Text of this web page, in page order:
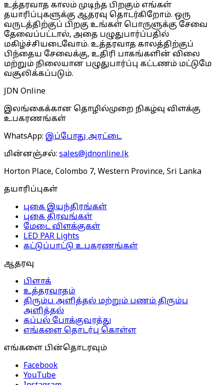
உத்தரவாத காலம் முடிந்த பிறகும் எங்கள்
தயாரிப்புகளுக்கு ஆதரவு தொடர்கிறோம். ஒரு
வருடத்திற்குப் பிறகு உங்கள் பொருளுக்கு சேவை
தேவைப்பட்டால், அதை பழுதுபார்ப்பதில்
மகிழ்ச்சியடைவோம். உத்தரவாத காலத்திற்குப்
பிந்தைய சேவைக்கு, உதிரி பாகங்களின் விலை
மற்றும் நிலையான பழுதுபார்ப்பு கட்டணம் மட்டுமே
வசூலிக்கப்படும்.
JDN Online
இலங்கைக்கான தொழில்முறை நிகழ்வு விளக்கு
உபகரணங்கள்
WhatsApp: இப்போது அரட்டை
மின்னஞ்சல்: sales@jdnonline.lk
Horton Place, Colombo 7, Western Province, Sri Lanka
தயாரிப்புகள்
புகை இயந்திரங்கள்
புகை திரவங்கள்
மேடை விளக்குகள்
LED PAR Lights
கட்டுப்பாட்டு உபகரணங்கள்
ஆதரவு
பிளாக்
உத்தரவாதம்
திரும்ப அளித்தல் மற்றும் பணம் திரும்ப
அளித்தல்
கப்பல் போக்குவரத்து
எங்களை தொடர்பு கொள்ள
எங்களை பின்தொடரவும்
Facebook
YouTube